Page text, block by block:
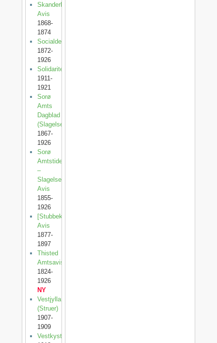
Skanderborg
Avis
1868-
1874
Socialdemokraten
1872-
1926
Solidaritet
1911-
1921
Sorø
Amts
Dagblad
(SlagelsePosten)
1867-
1926
Sorø
Amtstidende
–
Slagelse
Avis
1855-
1926
[Stubbekøbing
Avis
1877-
1897
Thisted
Amtsavis
1824-
1926
NY
Vestjylland
(Struer)
1907-
1909
Vestkysten